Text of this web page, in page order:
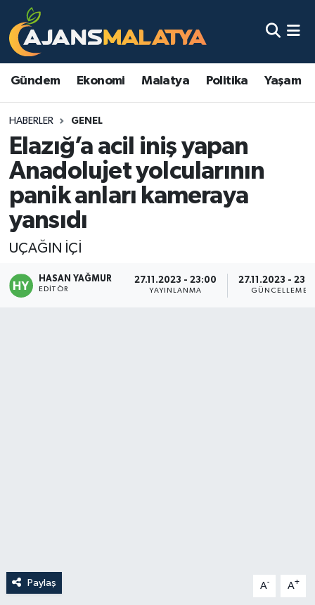
Gündem Ekonomi Malatya Politika Yaşam
HABERLER GENEL
Elazığ’a acil iniş yapan
Anadolujet yolcularının
panik anları kameraya
yansıdı
UÇAĞIN İÇİ
HASAN YAĞMUR
EDITÖR
27.11.2023 - 23:00
YAYINLANMA
27.11.2023 -
GÜNCELLEME
Paylaş A- A+
Asayiş
Eğitim
Ekonomi
Gündem
Malatya Nöbetçi Eczaneler
Malatya Namaz Vakitleri
Malatya Trafik Yoğunluk Haritası
TFF 3.Lig 2.Grup Puan Durumu ve Fikstür